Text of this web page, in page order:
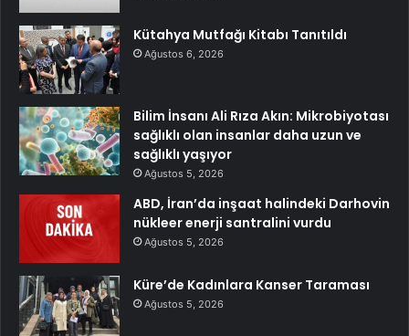
Kütahya Mutfağı Kitabı Tanıtıldı
Ağustos 6, 2026
Bilim İnsanı Ali Rıza Akın: Mikrobiyotası
sağlıklı olan insanlar daha uzun ve
sağlıklı yaşıyor
Ağustos 5, 2026
ABD, İran’da inşaat halindeki Darhovin
nükleer enerji santralini vurdu
Ağustos 5, 2026
Küre’de Kadınlara Kanser Taraması
Ağustos 5, 2026